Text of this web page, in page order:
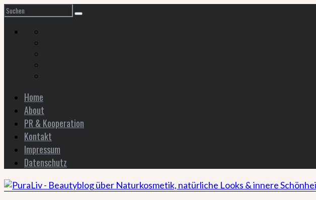
Home
About
PR & Kooperation
Kontakt
Impressum
Datenschutz